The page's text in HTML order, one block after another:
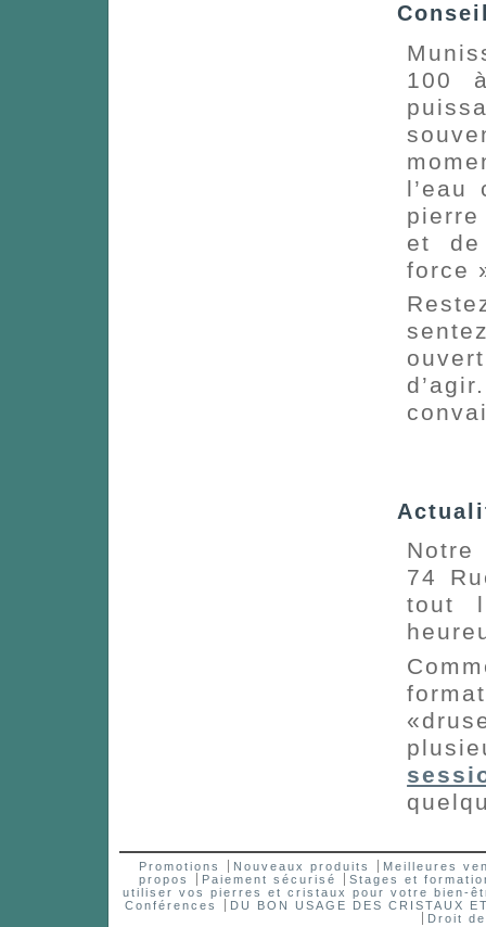
100
l’eau
et
force
Notre
74
tout
Promotions Nouveaux produits
Meilleures
propos
Paiement sécurisé
Stages et
utiliser vos pierres et cristaux pour votre bien-
Conférences
DU BON USAGE DES CRISTAUX
Droit